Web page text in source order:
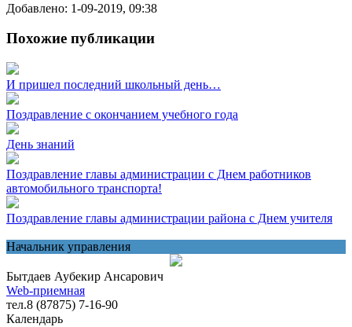
Добавлено: 1-09-2019, 09:38
Похожие публикации
И пришел последний школьный день…
Поздравление с окончанием учебного года
День знаний
Поздравление главы администрации с Днем работников
автомобильного транспорта!
Поздравление главы администрации района с Днем учителя
Начальник управления
Бытдаев Аубекир Ансарович
Web-приемная
тел.8 (87875) 7-16-90
Календарь